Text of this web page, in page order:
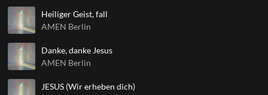
Heiliger Geist, fall
AMEN Berlin
Danke, danke Jesus
AMEN Berlin
JESUS (Wir erheben dich)